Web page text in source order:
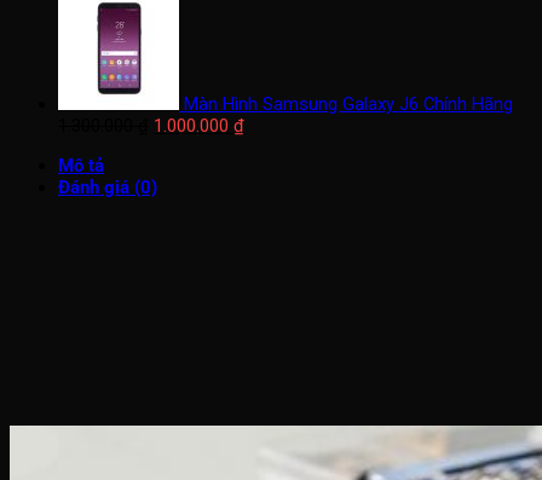
Màn Hình Samsung Galaxy J6 Chính Hãng
Giá
1.300.000 ₫.
1.000.000 ₫Giá
Mô tả
Đánh giá (0)